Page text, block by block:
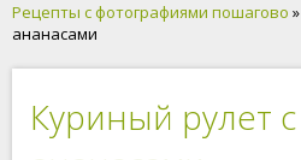
Рецепты с фотографиями пошагово »
ананасами
Куриный рулет с